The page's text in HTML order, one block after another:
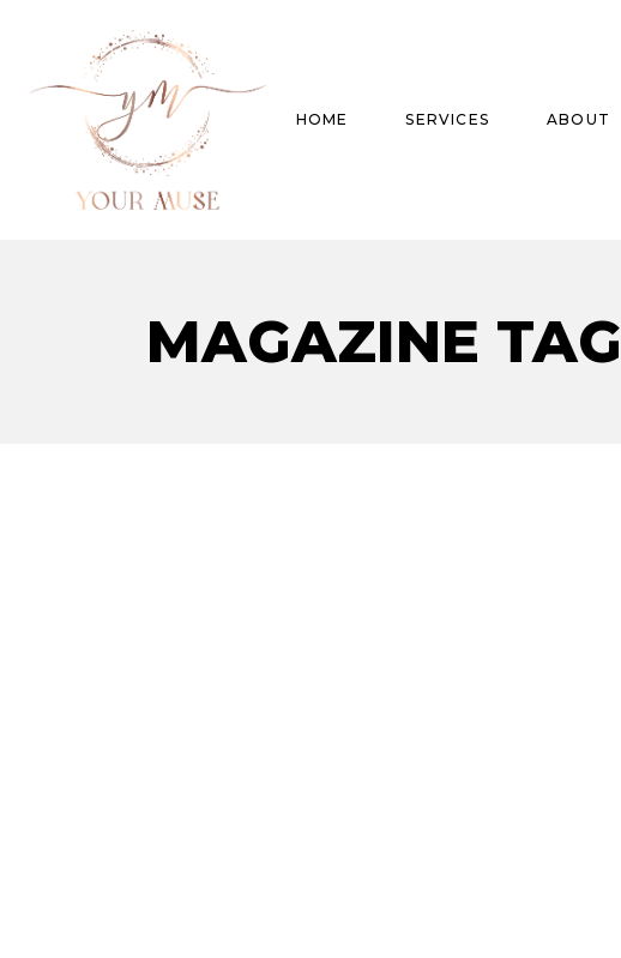
HOME SERVICES
Areas of expertise
ABOUT
MAGAZINE TAG